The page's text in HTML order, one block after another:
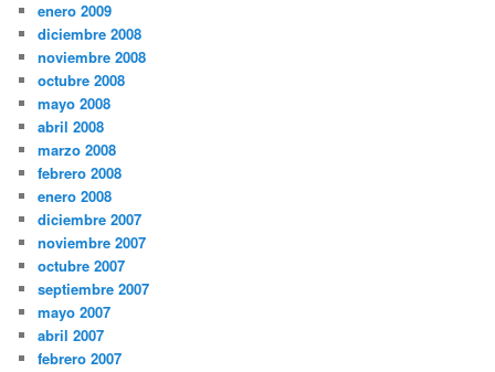
enero 2009
diciembre 2008
noviembre 2008
octubre 2008
mayo 2008
abril 2008
marzo 2008
febrero 2008
enero 2008
diciembre 2007
noviembre 2007
octubre 2007
septiembre 2007
mayo 2007
abril 2007
febrero 2007